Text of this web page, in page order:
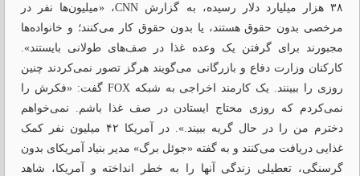
۳۸ هزار میلیارد دلار رسیده، به گزارش CNN، «میلیون‌ها نفر در
مرخصی بدون حقوق هستند، یا بدون حقوق کار می‌کنند؛ و خانواده‌‌ها
مجبورند برای گرفتن یک وعده غذا در صف‌‌های طولانی بایستند».
کارکنان وزارت دفاع و بازرگانی می‌‌گویند هرگز تصور نمی‌‌کردند چنین
روزی را ببینند. یک کارمند اخراجی به شبکه FOX گفت: «فکرش را
نمی‌کردم که روزی محتاج ایستادن در صف غذا باشم. نمی‌خواهم
دخترم من را در حال ‌گریه ببیند.». در آمریکا ۴۲ میلیون نفر کمک‌
غذایی دریافت می‌کنند و به گفته «جوئل برگ» مدیر بنیاد آمریکای بدون
گرسنگی، تعطیلی زندگی آنها را به خطر انداخته و آمریکا، شاهد